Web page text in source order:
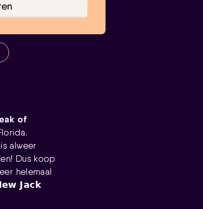
of
alweer
Dus koop
helemaal
𝗝𝗮𝗰𝗸